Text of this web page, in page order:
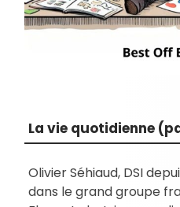
La vie quotidienne
Olivier Séhiaud, DSI
dans le grand groupe